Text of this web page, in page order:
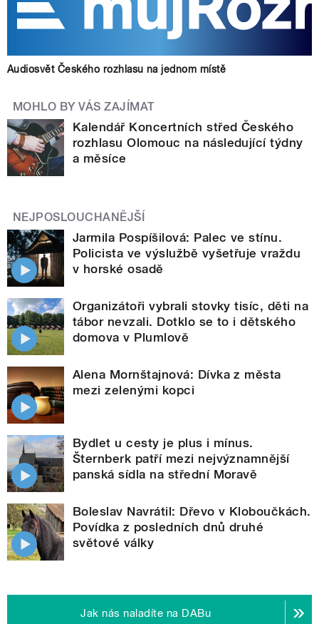
Audiosvět Českého rozhlasu na jednom místě
MOHLO BY VÁS ZAJÍMAT
Kalendář Koncertních střed Českého
rozhlasu Olomouc na následující týdny
a měsíce
NEJPOSLOUCHANĚJŠÍ
Jarmila Pospíšilová: Palec ve stínu.
Policista ve výslužbě vyšetřuje vraždu
v horské osadě
Organizátoři vybrali stovky tisíc, děti na
tábor nevzali. Dotklo se to i dětského
domova v Plumlově
Alena Mornštajnová: Dívka z města
mezi zelenými kopci
Bydlet u cesty je plus i mínus.
Šternberk patří mezi nejvýznamnější
panská sídla na střední Moravě
Boleslav Navrátil: Dřevo v Kloboučkách.
Povídka z posledních dnů druhé
světové války
Jak nás naladíte na DABu